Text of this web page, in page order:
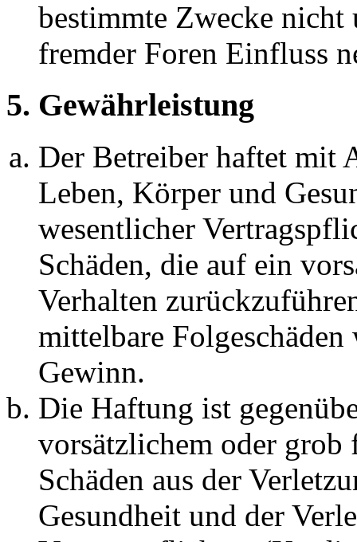
bestimmte Zwecke nicht
fremder Foren Einfluss
5. Gewährleistung
Der Betreiber haftet mit
Leben, Körper und
wesentlicher
Schäden, die auf ein
Verhalten
mittelbare Folgeschäden
Gewinn.
Die Haftung ist
vorsätzlichem oder grob
Schäden aus der
Gesundheit und der